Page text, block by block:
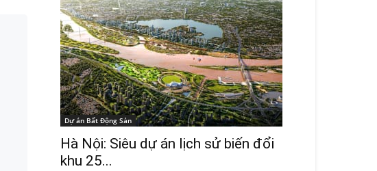
Dự án Bất Động Sản
Hà Nội: Siêu dự án lịch sử biến đổi
khu 25...